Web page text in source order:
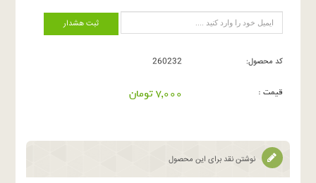
ثبت هشدار
کد محصول: 260232
قیمت : 7,000 تومان
نوشتن نقد برای این محصول